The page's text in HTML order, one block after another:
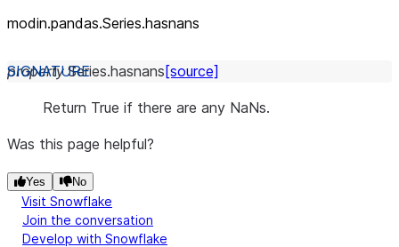
modin.pandas.Series.hasnans
property Series.hasnans [source]
Return True if there are any NaNs.
Was this page helpful?
Yes No
Visit Snowflake
Join the conversation
Develop with Snowflake